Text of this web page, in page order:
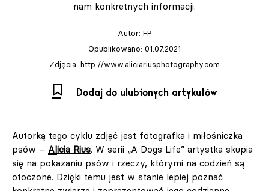
nam konkretnych informacji.
Autor: FP
Opublikowano: 01.07.2021
Zdjęcia: http://www.aliciariusphotography.com
Dodaj do ulubionych artykułów
Autorką tego cyklu zdjęć jest fotografka i miłośniczka
psów – Alicia Rius. W serii „A Dogs Life” artystka skupia
się na pokazaniu psów i rzeczy, którymi na codzień są
otoczone. Dzięki temu jest w stanie lepiej poznać